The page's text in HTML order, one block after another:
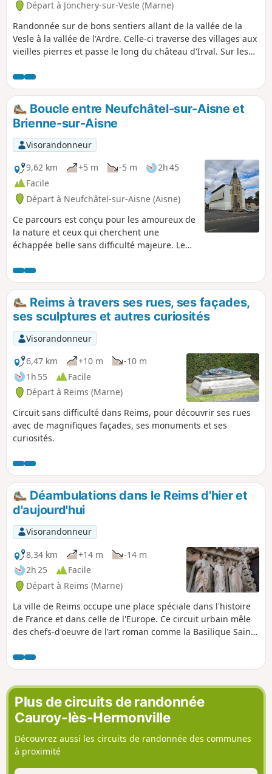
Départ à Jonchery-sur-Vesle (Marne)
Randonnée sur de bons sentiers allant de la vallée de la
Vesle à la vallée de l'Ardre. Celle-ci traverse des villages aux
vieilles pierres et passe le long du château d'Irval. Sur les
la vallée de l'Ardre, Puis au retour, sur le massif de Saint-
Thierry et le Mont Die.
Boucle entre Neufchâtel-sur-Aisne et
Brienne-sur-Aisne
Visorandonneur
9,62 km
+5 m -5 m
2h 45
Facile
Départ à Neufchâtel-sur-Aisne (Aisne)
Ce parcours est conçu pour les amoureux de
la nature et ceux qui cherchent une
échappée belle sans difficulté majeure. Le
qui le rend accessible à tous les niveaux de
marcheurs. L'atmosphère est calme, propice
à l'observation de la faune et de la flore
locales, mais aussi à la rêverie. En chemin,
vous aurez l'occasion de suivre les traces des
pèlerins en empruntant une portion du GR®
654, qui correspond au célèbre chemin de
Saint-Jacques-de-Compostelle. Vous
traverserez également le charmant village
de Brienne-sur-Aisne, où vous pourrez
admirer son église et son architecture
locale.
Reims à travers ses rues, ses façades,
ses sculptures et autres curiosités
Visorandonneur
6,47 km
+10 m
-10 m
1h 55
Facile
Départ à Reims (Marne)
Circuit sans difficulté dans Reims, pour découvrir ses rues
avec de magnifiques façades, ses monuments et ses
curiosités.
Déambulations dans le Reims d'hier et
d'aujourd'hui
Visorandonneur
8,34 km
+14 m
-14 m
2h 25
Facile
Départ à Reims (Marne)
La ville de Reims occupe une place spéciale dans l'histoire
de France et dans celle de l'Europe. Ce circuit urbain mêle
des chefs-d'oeuvre de l'art roman comme la Basilique Saint-
et l'architecture Art Déco caractéristique de la
reconstruction de la ville après la première guerre
mondiale.
Plus de circuits de randonnée
Cauroy-lès-Hermonville
Découvrez aussi les circuits de randonnée des communes
à proximité